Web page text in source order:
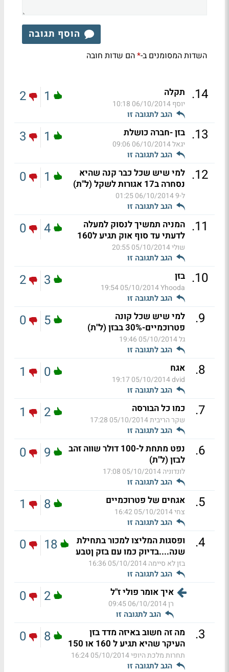
הוסף תגובה
השדות המסומנים ב-*הם שדות חובה
14
. תקלה
יוסף06/10/2014 10:18
הגב לתגובה זו
1
2
13
. בזן -חברה כושלת
יגאל06/10/2014 09:06
הגב לתגובה זו
1
3
12
. למי שיש שכל כבר קנה שהיא
נסחרה ב17 אגורות לשקל (ל"ת)
ל-9 06/10/2014 01:25
הגב לתגובה זו
1
0
11
. המניה תמשיך לנסוק למעלה
לדעתי עד סוף אוק תגיע ל160
שולי05/10/2014 20:55
הגב לתגובה זו
4
0
10
. בזן
Yhooda
05/10/2014 19:54
הגב לתגובה זו
3
2
9
.
למי שיש שכל קונה
פטרוכמיים-30% בבזן (ל"ת)
גל05/10/2014 19:46
הגב לתגובה זו
5
0
8
. אגח
dvid
05/10/2014 19:17
הגב לתגובה זו
0
1
7
. כמו כל הבורסה
שקר הריבית05/10/2014 17:28
הגב לתגובה זו
2
1
6
.
נפט מתחת ל-100 דולר שווה זהב
לבזן (ל"ת)
לונדוניה05/10/2014 17:08
הגב לתגובה זו
9
0
5
. אגחים של פטרוכמיים
צחי05/10/2014 16:42
הגב לתגובה זו
8
1
4
.
ופסגות המליצו למכור בתחילת
שנה....בדיוק כמו עם בזק ןטבע
בזן לא סיימה05/10/2014 16:36
הגב לתגובה זו
18
0
איך אומר פולי ז"ל
רן06/10/2014 09:45
הגב לתגובה זו
2
0
3
.
מה זה חשוב באיזה מדד בזן
העיקר שהיא תגיע ל 160 או 150
תחרות מלכת היופי05/10/2014 16:24
הגב לתגובה זו
8
0